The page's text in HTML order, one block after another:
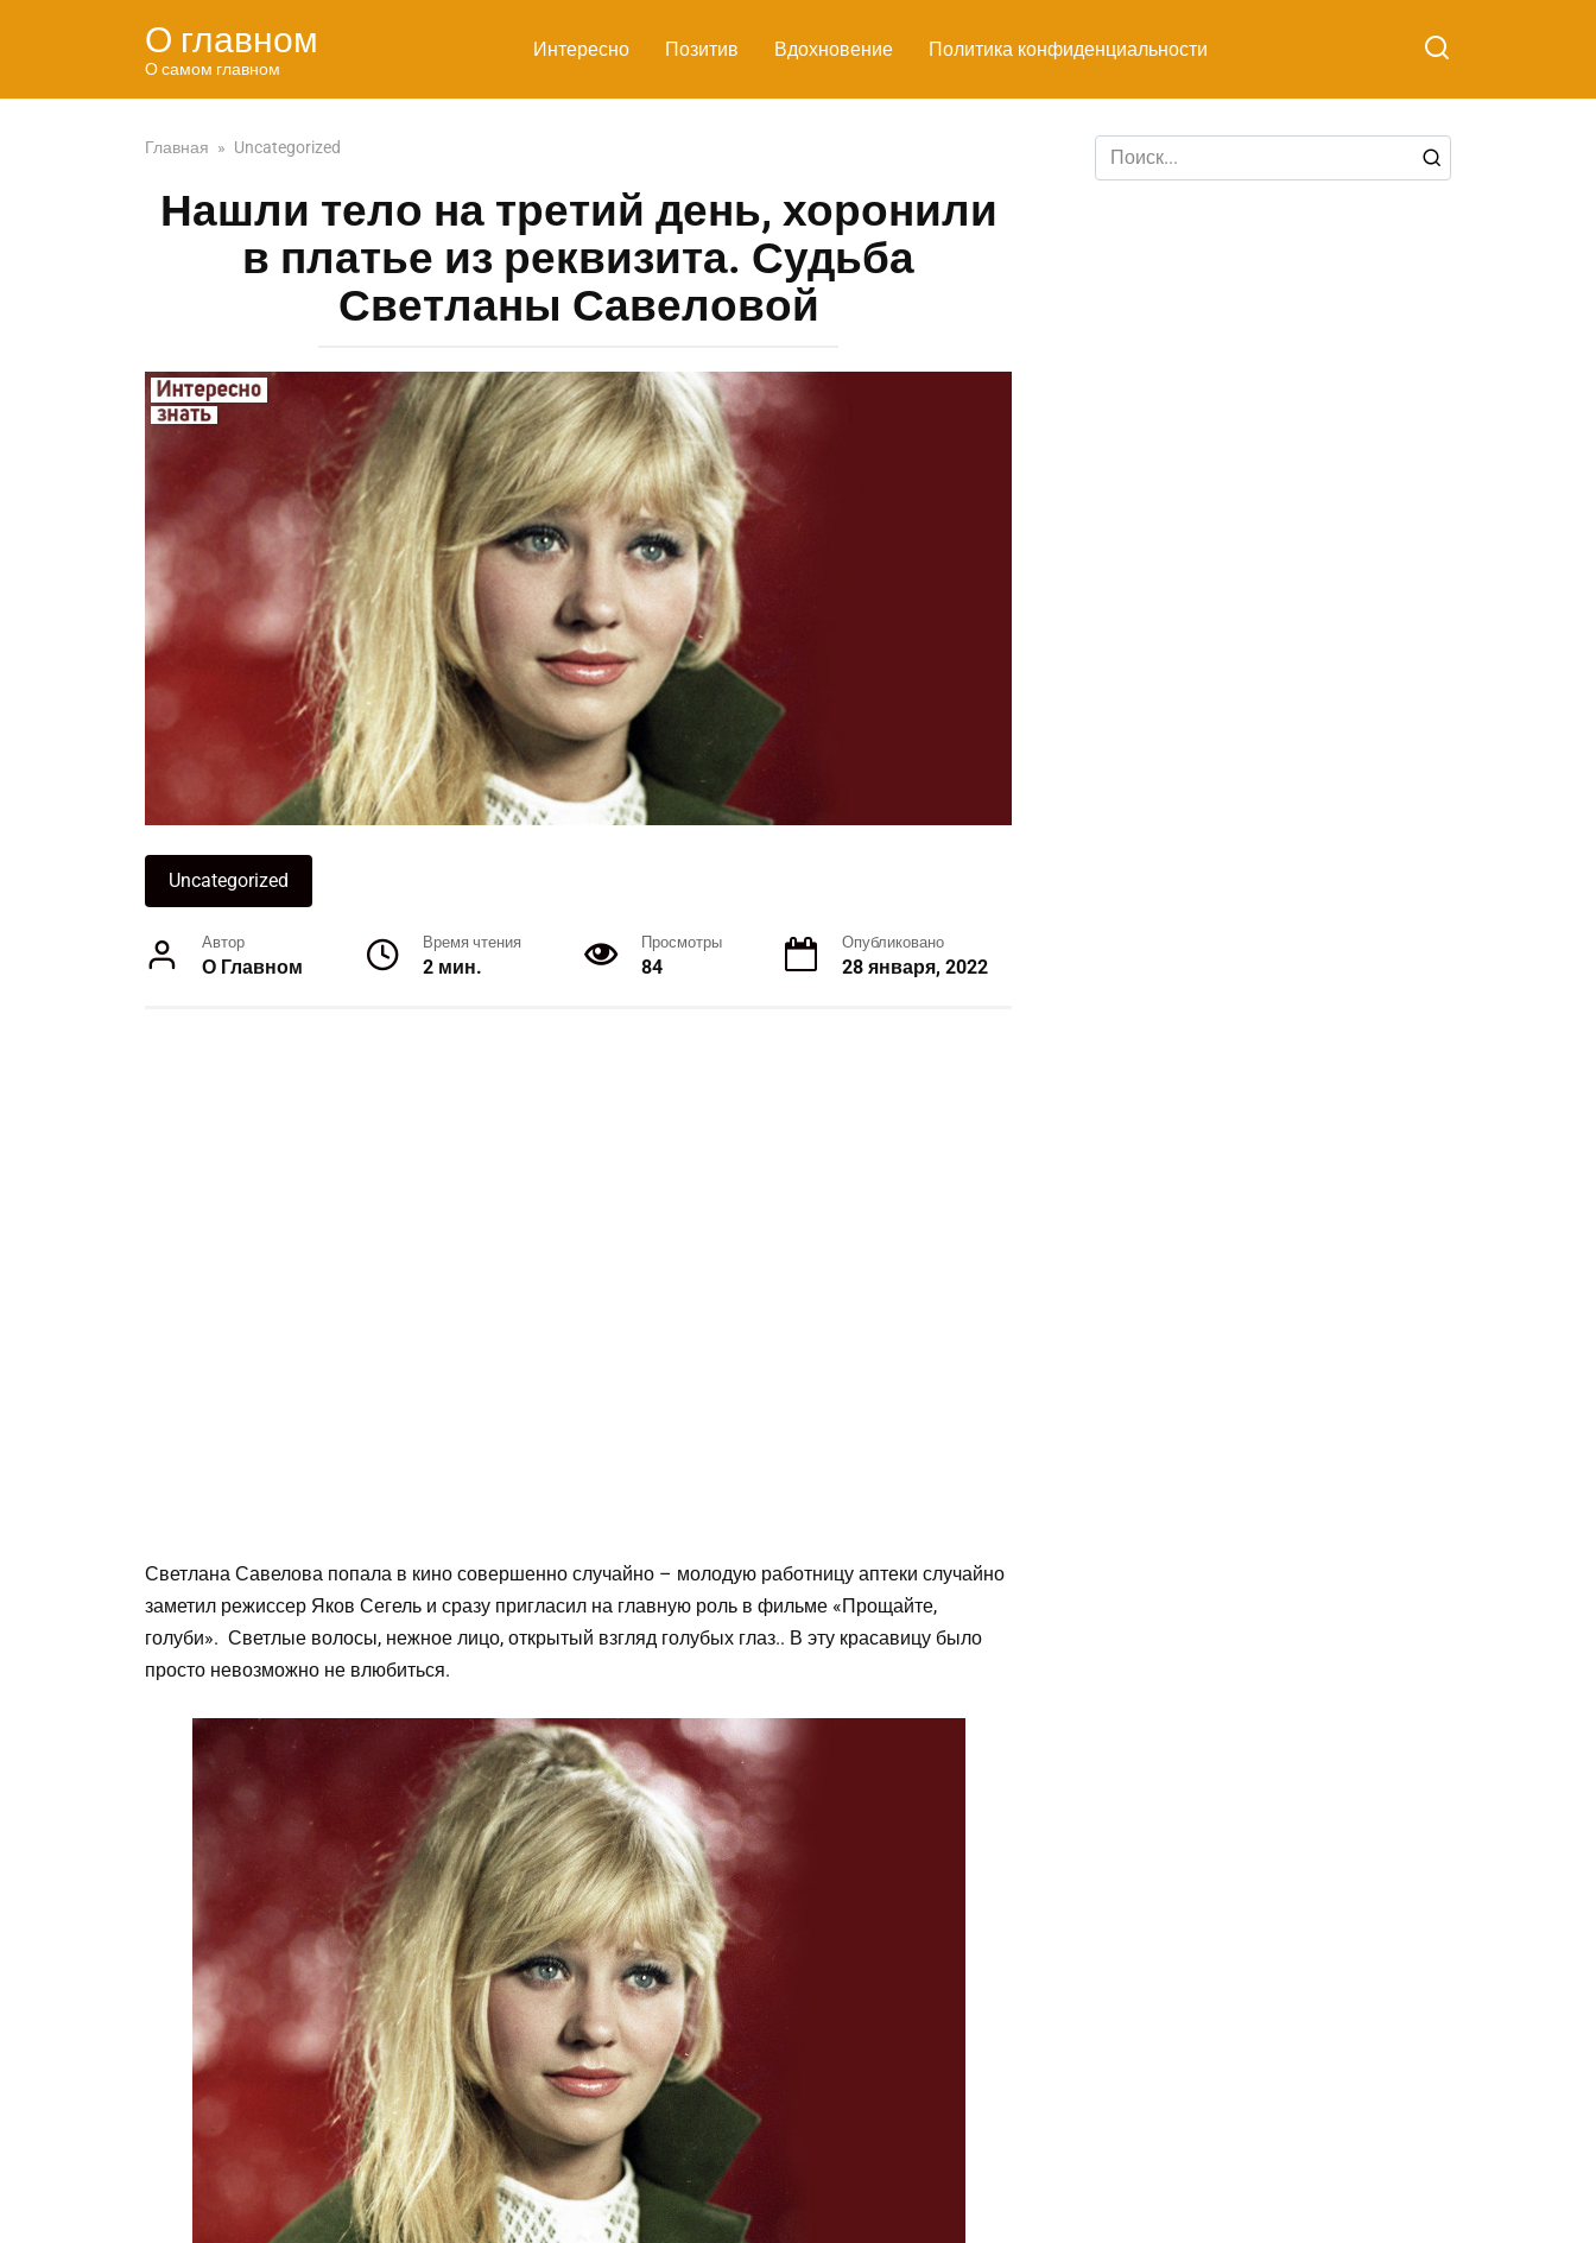
О главном
О самом главном
Интересно Позитив Вдохновение Политика конфиденциальности
Главная » Uncategorized
Нашли тело на третий день, хоронили
в платье из реквизита. Судьба
Светланы Савеловой
Uncategorized
Автор
О Главном
Время чтения
2 мин.
Просмотры
84
Опубликовано
28 января, 2022
Светлана Савелова попала в кино совершенно случайно – молодую работницу аптеки случайно
заметил режиссер Яков Сегель и сразу пригласил на главную роль в фильме «Прощайте,
голуби». Светлые волосы, нежное лицо, открытый взгляд голубых глаз.. В эту красавицу было
просто невозможно не влюбиться.
Search
for: